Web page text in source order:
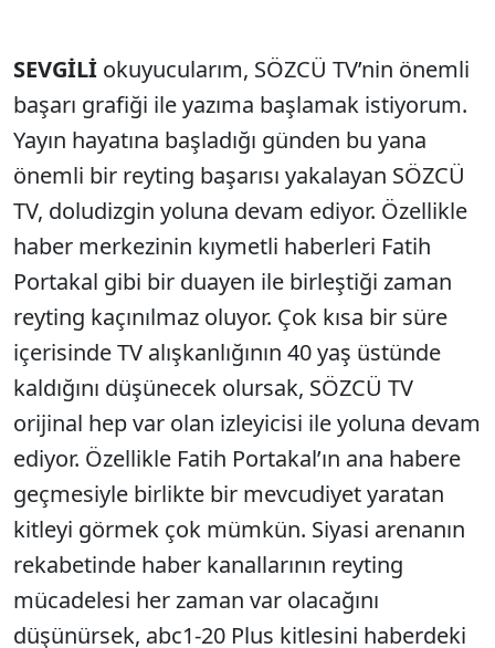
SEVGİLİ okuyu­cularım, SÖZCÜ TV’nin önemli
başarı grafiği ile yazıma başlamak istiyorum.
Yayın hayatına başla­dığı günden bu yana
önemli bir reyting başarısı yakalayan SÖZCÜ
TV, dolu­dizgin yoluna devam ediyor. Özellikle
haber merkezinin kıymetli haberleri Fatih
Portakal gibi bir duayen ile birleş­tiği zaman
reyting kaçınılmaz oluyor. Çok kısa bir süre
içerisinde TV alışkan­lığının 40 yaş üstünde
kaldığını dü­şünecek olursak, SÖZCÜ TV
orijinal hep var olan izleyicisi ile yoluna devam
ediyor. Özellikle Fatih Portakal’ın ana habere
geçmesiyle birlikte bir mev­cudiyet yaratan
kitleyi görmek çok mümkün. Siyasi arenanın
rekabetinde haber kanallarının reyting
mücadelesi her zaman var olacağını
düşünürsek, abc1-20 Plus kitlesini haberdeki